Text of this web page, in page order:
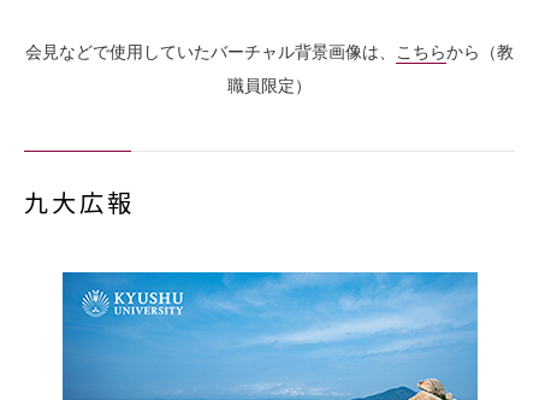
会見などで使用していたバーチャル背景画像は、 こちらから（教
職員限定）
九大広報